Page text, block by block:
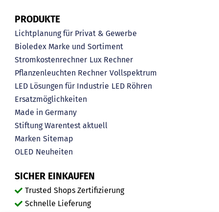
PRODUKTE
Lichtplanung für Privat & Gewerbe
Bioledex Marke und Sortiment
Stromkostenrechner Lux Rechner
Pflanzenleuchten Rechner Vollspektrum
LED Lösungen für Industrie LED Röhren
Ersatzmöglichkeiten
Made in Germany
Stiftung Warentest aktuell
Marken Sitemap
OLED Neuheiten
SICHER EINKAUFEN
Trusted Shops Zertifizierung
Schnelle Lieferung